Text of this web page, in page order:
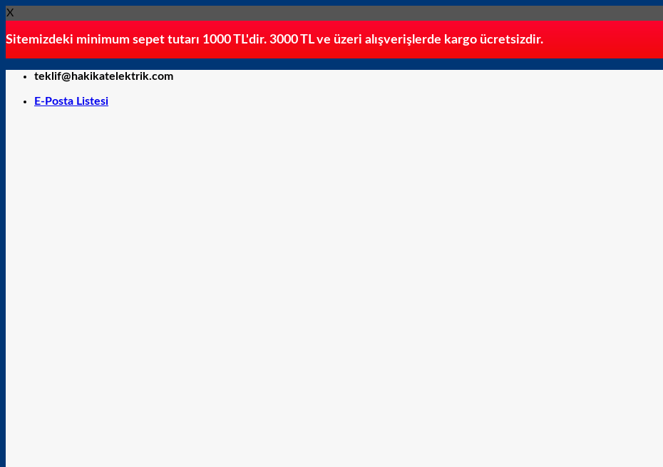
X
Sitemizdeki minimum sepet tutarı 1000 TL'dir. 3000 TL ve üzeri alışverişlerde kargo ücretsizdir.
teklif@hakikatelektrik.com
E-Posta Listesi